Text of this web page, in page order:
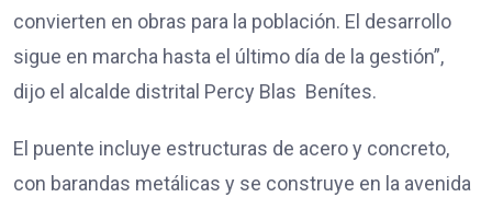
convierten en obras para la población. El desarrollo
sigue en marcha hasta el último día de la gestión”,
dijo el alcalde distrital Percy Blas Benítes.
El puente incluye estructuras de acero y concreto,
con barandas metálicas y se construye en la avenida